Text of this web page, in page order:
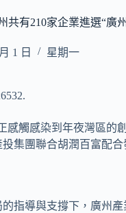
共有210家企業進選“廣
1 日 星期一
感觸感染到年夜灣區的
集團聯合胡潤百富配
指導與支撐下，廣州